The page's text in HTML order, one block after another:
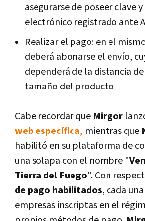
asegurarse de poseer clave
electrónico registrado ante
Realizar el pago: en el
deberá abonarse el envío,
dependerá de la distancia
tamaño del producto
Cabe recordar que Mirgor
web específica, mientras que
habilitó en su plataforma de
una solapa con el nombre "
Tierra del Fuego". Con
de pago habilitados, cada
empresas inscriptas en el